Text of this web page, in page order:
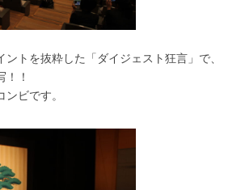
トを抜粋した「ダイジェスト狂言」で、
！
ビです。